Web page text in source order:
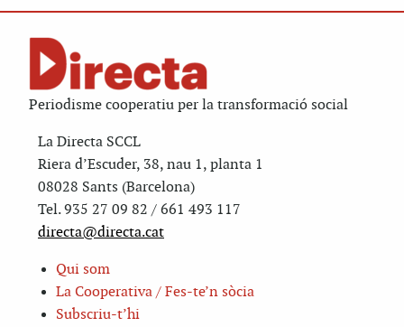
Periodisme cooperatiu per la transformació social
La Directa SCCL
Riera d’Escuder, 38, nau 1, planta 1
08028 Sants (Barcelona)
Tel. 935 27 09 82 / 661 493 117
directa@directa.cat
Qui som
La Cooperativa / Fes-te’n sòcia
Subscriu-t’hi